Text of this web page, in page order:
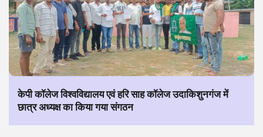
केपी कॉलेज विश्वविद्यालय एवं हरि साह कॉलेज उदाकिशुनगंज में
छात्र अध्यक्ष का किया गया संगठन